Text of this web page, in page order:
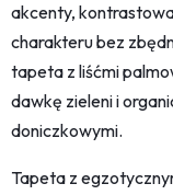
akcenty,
charakteru bez
tapeta z liśćmi
dawkę zieleni i
doniczkowymi.
Tapeta z